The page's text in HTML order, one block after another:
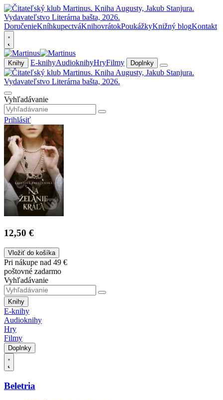
DoručenieKníhkupectváKnihovrátokPoukážkyKnižný blogKontakt
Knihy E-knihyAudioknihyHryFilmy Doplnky
Vyhľadávanie
Prihlásiť
12,50 €
Vložiť do košíka
Pri nákupe nad 49 €
poštovné zadarmo
Vyhľadávanie
Knihy
E-knihy
Audioknihy
Hry
Filmy
Doplnky
Beletria